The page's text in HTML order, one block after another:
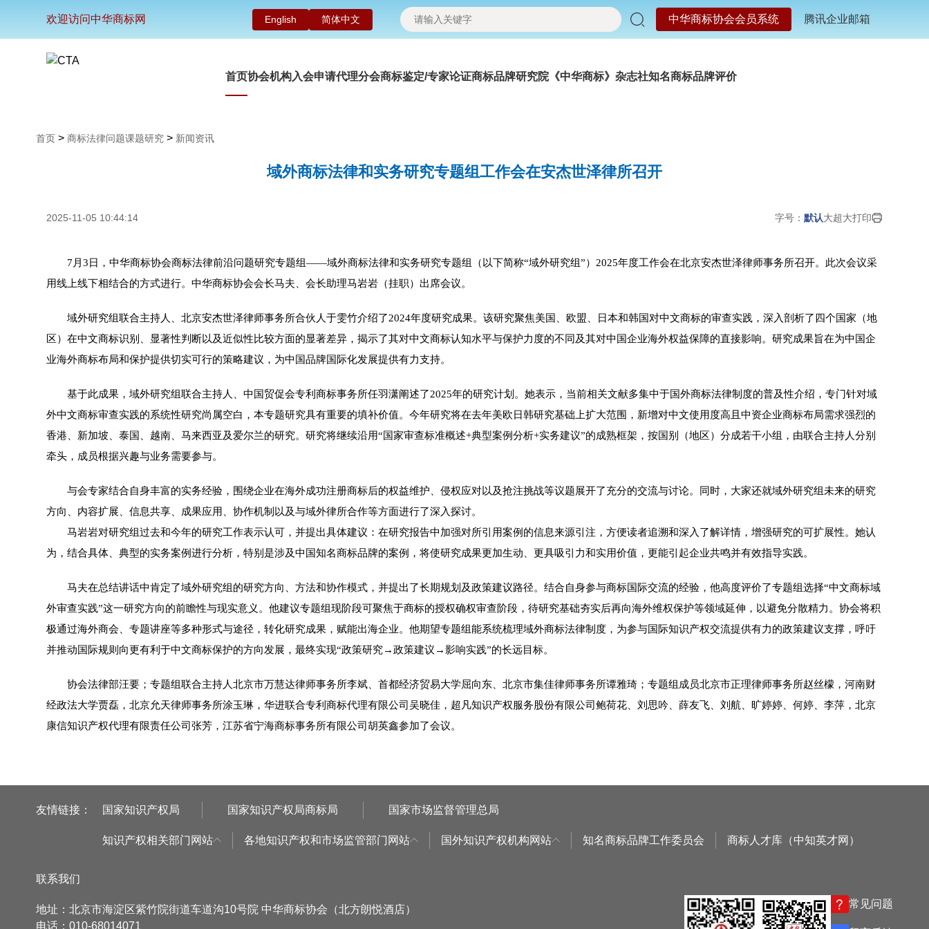
欢迎访问中华商标网 English 简体中文 中华商标协会会员系统 腾讯企业邮箱
首页协会机构入会申请代理分会商标鉴定/专家论证商标品牌研究院 《中华商标》杂志社知名商标品牌评价
首页 > 商标法律问题课题研究 > 新闻资讯
域外商标法律和实务研究专题组工作会在安杰世泽律所召开
2025-11-05 10:44:14 字号： 默认大超大打印
7月3日，中华商标协会商标法律前沿问题研究专题组——域外商标法律和实务研究专题组（以下简称“域外研究组”）2025年度工作会在北京安杰世泽律师事务所召开。此次会议采
用线上线下相结合的方式进行。中华商标协会会长马夫、会长助理马岩岩（挂职）出席会议。
域外研究组联合主持人、北京安杰世泽律师事务所合伙人于雯竹介绍了2024年度研究成果。该研究聚焦美国、欧盟、日本和韩国对中文商标的审查实践，深入剖析了四个国家（地
区）在中文商标识别、显著性判断以及近似性比较方面的显著差异，揭示了其对中文商标认知水平与保护力度的不同及其对中国企业海外权益保障的直接影响。研究成果旨在为中国企
业海外商标布局和保护提供切实可行的策略建议，为中国品牌国际化发展提供有力支持。
基于此成果，域外研究组联合主持人、中国贸促会专利商标事务所任羽潇阐述了2025年的研究计划。她表示，当前相关文献多集中于国外商标法律制度的普及性介绍，专门针对域
外中文商标审查实践的系统性研究尚属空白，本专题研究具有重要的填补价值。今年研究将在去年美欧日韩研究基础上扩大范围，新增对中文使用度高且中资企业商标布局需求强烈的
香港、新加坡、泰国、越南、马来西亚及爱尔兰的研究。研究将继续沿用“国家审查标准概述+典型案例分析+实务建议”的成熟框架，按国别（地区）分成若干小组，由联合主持人分别
牵头，成员根据兴趣与业务需要参与。
与会专家结合自身丰富的实务经验，围绕企业在海外成功注册商标后的权益维护、侵权应对以及抢注挑战等议题展开了充分的交流与讨论。同时，大家还就域外研究组未来的研究
方向、内容扩展、信息共享、成果应用、协作机制以及与域外律所合作等方面进行了深入探讨。
马岩岩对研究组过去和今年的研究工作表示认可，并提出具体建议：在研究报告中加强对所引用案例的信息来源引注，方便读者追溯和深入了解详情，增强研究的可扩展性。她认
为，结合具体、典型的实务案例进行分析，特别是涉及中国知名商标品牌的案例，将使研究成果更加生动、更具吸引力和实用价值，更能引起企业共鸣并有效指导实践。
马夫在总结讲话中肯定了域外研究组的研究方向、方法和协作模式，并提出了长期规划及政策建议路径。结合自身参与商标国际交流的经验，他高度评价了专题组选择“中文商标域
外审查实践”这一研究方向的前瞻性与现实意义。他建议专题组现阶段可聚焦于商标的授权确权审查阶段，待研究基础夯实后再向海外维权保护等领域延伸，以避免分散精力。协会将积
极通过海外商会、专题讲座等多种形式与途径，转化研究成果，赋能出海企业。他期望专题组能系统梳理域外商标法律制度，为参与国际知识产权交流提供有力的政策建议支撑，呼吁
并推动国际规则向更有利于中文商标保护的方向发展，最终实现“政策研究→政策建议→影响实践”的长远目标。
协会法律部汪要；专题组联合主持人北京市万慧达律师事务所李斌、首都经济贸易大学屈向东、北京市集佳律师事务所谭雅琦；专题组成员北京市正理律师事务所赵丝檬，河南财
经政法大学贾磊，北京允天律师事务所涂玉琳，华进联合专利商标代理有限公司吴晓佳，超凡知识产权服务股份有限公司鲍荷花、刘思吟、薛友飞、刘航、旷婷婷、何婷、李萍，北京
康信知识产权代理有限责任公司张芳，江苏省宁海商标事务所有限公司胡英鑫参加了会议。
友情链接： 国家知识产权局 国家知识产权局商标局 国家市场监督管理总局
知识产权相关部门网站 各地知识产权和市场监管部门网站 国外知识产权机构网站 知名商标品牌工作委员会 商标人才库（中知英才网）
联系我们
地址：北京市海淀区紫竹院街道车道沟10号院 中华商标协会（北方朗悦酒店）
电话：010-68014071
常见问题